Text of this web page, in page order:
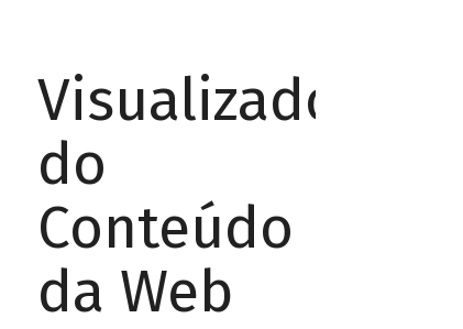
Visualizador
do
Conteúdo
da Web